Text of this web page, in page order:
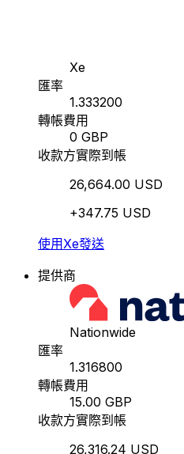
Xe
匯率
1.333200
轉帳費用
0 GBP
收款方實際到帳
26,664.00 USD
+347.75 USD
使用Xe發送
提供商
Nationwide
匯率
1.316800
轉帳費用
15.00 GBP
收款方實際到帳
26,316.24 USD